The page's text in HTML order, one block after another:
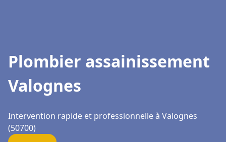
Plombier assainissement
Valognes
Intervention rapide et professionnelle à Valognes
(50700)